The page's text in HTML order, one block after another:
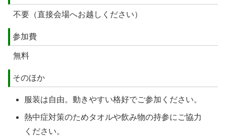
不要（直接会場へお越しください）
参加費
無料
そのほか
服装は自由。動きやすい格好でご参加ください。
熱中症対策のためタオルや飲み物の持参にご協力
ください。